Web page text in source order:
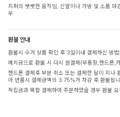
지퍼의 뻣뻣한 움직임, 신발이나 가방 및 소품
우
환불 안내
환불시 수거 상품 확인 후 3일이내 결제하신 방
예치금으로 환불 시 다시 원결제(무통장,핸드폰,
핸드폰 결제후 부분 취소 또는 결제한 달이 지나
아 반품시 결제금액의 3.75%가 차감 후 환불됩니
적립금과 복합 결제하여 주문하였을 경우 환불